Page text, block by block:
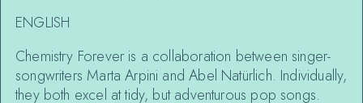
ENGLISH
Chemistry Forever is a collaboration between singer-
songwriters Marta Arpini and Abel Natürlich. Individually,
they both excel at tidy, but adventurous pop songs.